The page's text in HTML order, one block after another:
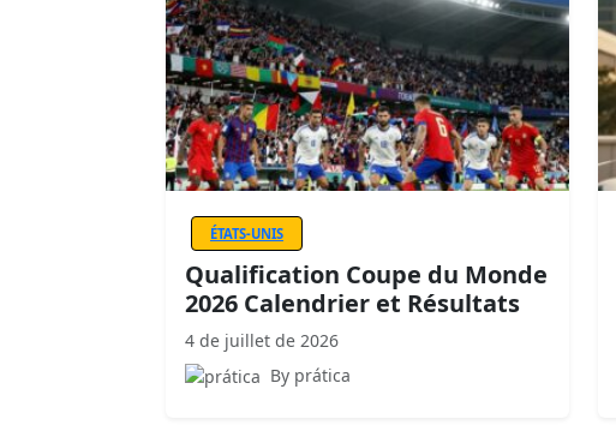
ÉTATS-UNIS
Qualification Coupe du Monde
2026 Calendrier et Résultats
4 de juillet de 2026
By prática